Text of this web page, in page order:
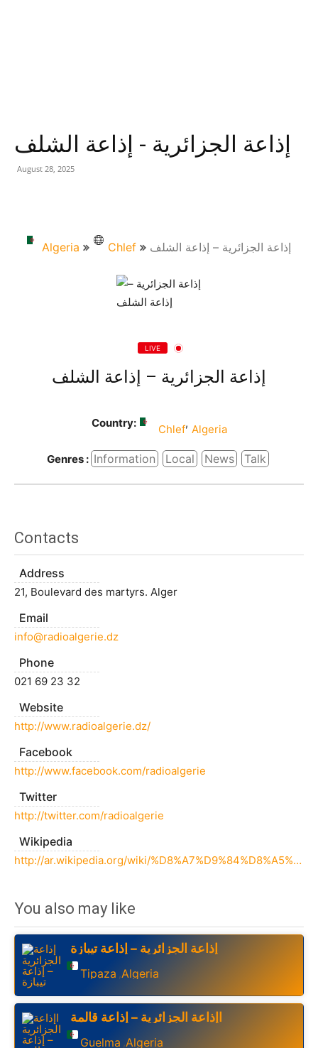
إذاعة الجزائرية - إذاعة الشلف
August 28, 2025
Algeria Chlef إذاعة الجزائرية – إذاعة الشلف
LIVE
إذاعة الجزائرية – إذاعة الشلف
Country: Chlef, Algeria
Genres : Information Local News Talk
Contacts
Address
21, Boulevard des martyrs. Alger
Email
info@radioalgerie.dz
Phone
021 69 23 32
Website
http://www.radioalgerie.dz/
Facebook
http://www.facebook.com/radioalgerie
Twitter
http://twitter.com/radioalgerie
Wikipedia
http://ar.wikipedia.org/wiki/%D8%A7%D9%84%D8%A5%D8%B0%D8%A7%D8%B9%D8%A9_%D8%A7%D9%84%D8%AC%D8%B2%D8%A7%D8%A6%D8%B1%D9%8A%D8%A9
You also may like
إذاعة الجزائرية – إذاعة تيبازة
Tipaza ,Algeria
اإذاعة الجزائرية – إذاعة قالمة
Guelma ,Algeria